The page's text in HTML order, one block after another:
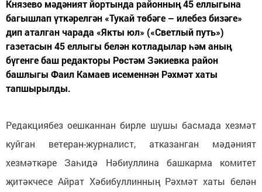
Князево мәдәният йортында районның 45 еллыгына
багышлап үткәрелгән «Тукай төбәге – илебез бизәге»
дип аталган чарада «Якты юл» («Светлый путь»)
газетасын 45 еллыгы белән котладылар һәм аның
бүгенге баш редакторы Рөстәм Зәкиевка район
башлыгы Фаил Камаев исеменнән Рәхмәт хаты
тапшырылды.
Редакциябез оешканнан бирле шушы басмада хезмәт
куйган ветеран-журналист, атказанган мәдәният
хезмәткәре Заһидә Нәбиуллина башкарма комитет
җитәкчесе Айрат Хәбибуллинның Рәхмәт хаты белән